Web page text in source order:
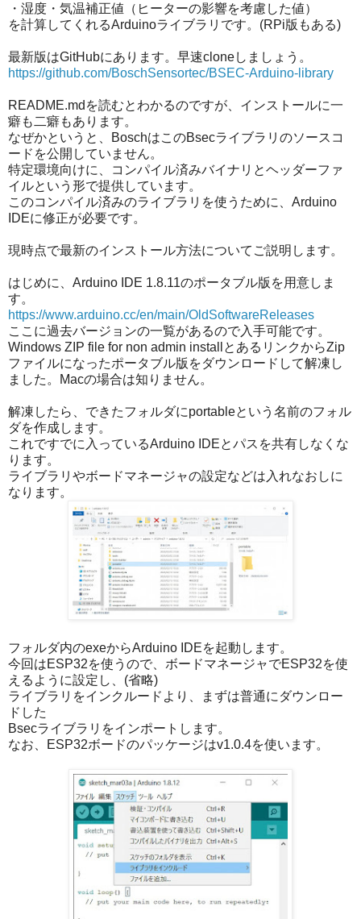
・湿度・気温補正値（ヒーターの影響を考慮した値）
を計算してくれるArduinoライブラリです。(RPi版もある)
最新版はGitHubにあります。早速cloneしましょう。
https://github.com/BoschSensortec/BSEC-Arduino-library
README.mdを読むとわかるのですが、インストールに一
癖も二癖もあります。
なぜかというと、BoschはこのBsecライブラリのソースコ
ードを公開していません。
特定環境向けに、コンパイル済みバイナリとヘッダーファ
イルという形で提供しています。
このコンパイル済みのライブラリを使うために、Arduino
IDEに修正が必要です。
現時点で最新のインストール方法についてご説明します。
はじめに、Arduino IDE 1.8.11のポータブル版を用意しま
す。
https://www.arduino.cc/en/main/OldSoftwareReleases
ここに過去バージョンの一覧があるので入手可能です。
Windows ZIP file for non admin installとあるリンクからZip
ファイルになったポータブル版をダウンロードして解凍し
ました。Macの場合は知りません。
解凍したら、できたフォルダにportableという名前のフォル
ダを作成します。
これですでに入っているArduino IDEとパスを共有しなくな
ります。
ライブラリやボードマネージャの設定などは入れなおしに
なります。
フォルダ内のexeからArduino IDEを起動します。
今回はESP32を使うので、ボードマネージャでESP32を使
えるように設定し、(省略)
ライブラリをインクルードより、まずは普通にダウンロー
ドした
Bsecライブラリをインポートします。
なお、ESP32ボードのパッケージはv1.0.4を使います。